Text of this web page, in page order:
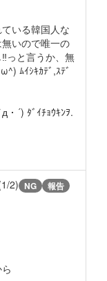
いる韓国人な
いので唯一の
っと言うか、無
ﾑｲｼｷｶﾃﾞ,ｽﾃﾞ
´) ﾀﾞｲﾁｮｳｷﾝｦ.
2) NG 報告